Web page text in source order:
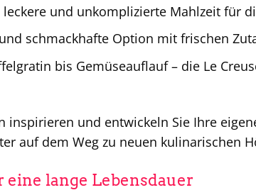
leckere und unkomplizierte Mahlzeit für
schmackhafte Option mit frischen
bis Gemüseauflauf – die Le
inspirieren und entwickeln Sie Ihre
auf dem Weg zu neuen kulinarischen
lange Lebensdauer